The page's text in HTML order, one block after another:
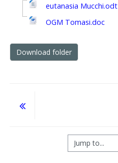
eutanasia Mucchi.odt
OGM Tomasi.doc
Download folder
Jump to...